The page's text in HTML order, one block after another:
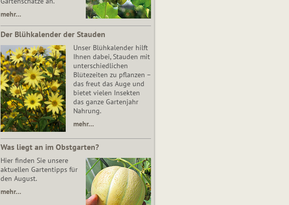
mehr…
Der Blühkalender der Stauden
Unser Blühkalender hilft
Ihnen dabei, Stauden mit
unterschiedlichen
Blütezeiten zu pflanzen –
das freut das Auge und
bietet vielen Insekten
das ganze Gartenjahr
Nahrung.
mehr…
Was liegt an im Obstgarten?
Hier finden Sie unsere
aktuellen Gartentipps für
den August.
mehr…